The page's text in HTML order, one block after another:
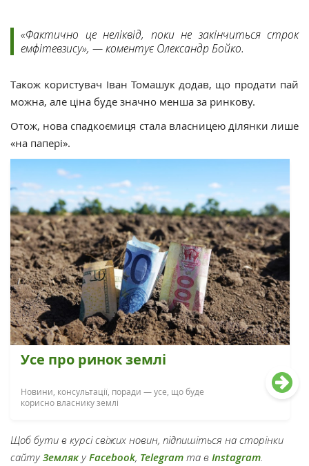
«Фактично це неліквід, поки не закінчиться строк
емфітевзису», — коментує Олександр Бойко.
Також користувач Іван Томашук додав, що продати пай
можна, але ціна буде значно менша за ринкову.
Отож, нова спадкоємиця стала власницею ділянки лише
«на папері».
Усе про ринок землі
Новини, консультації, поради — усе, що буде
корисно власнику землі
Щоб бути в курсі свіжих новин, підпишіться на сторінки
сайтуЗемлякуFacebook, Telegram та в Instagram.